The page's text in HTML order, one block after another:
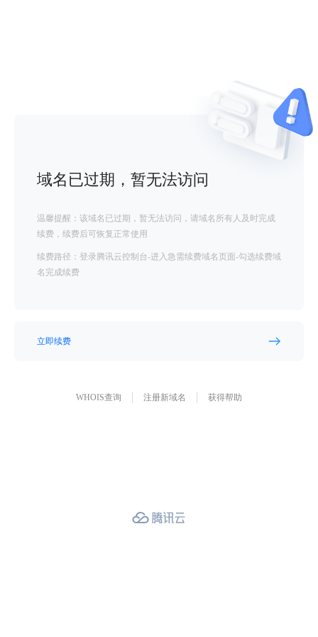
域名已过期，暂无法访问
温馨提醒：该域名已过期，暂无法访问，请域名所有人及时完成
续费，续费后可恢复正常使用
续费路径：登录腾讯云控制台-进入急需续费域名页面-勾选续费域
名完成续费
立即续费
WHOIS查询 注册新域名 获得帮助